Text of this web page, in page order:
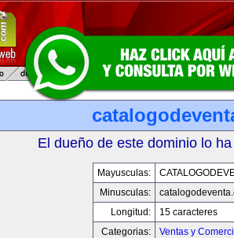
El dueño de este dominio lo
Mayusculas:
Minusculas:
Longitud:
15 caracteres
Categorias:
Ventas y